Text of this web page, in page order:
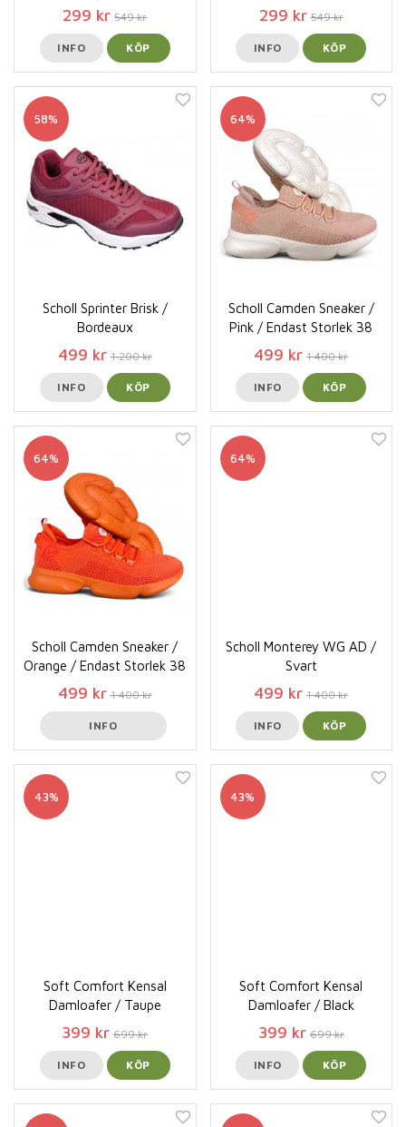
299 kr 549 kr
INFO KÖP
299 kr 549 kr
INFO KÖP
58%
Scholl Sprinter Brisk /
Bordeaux
499 kr 1 200 kr
INFO KÖP
64%
Scholl Camden Sneaker /
Pink / Endast Storlek 38
499 kr 1 400 kr
INFO KÖP
64%
Scholl Camden Sneaker /
Orange / Endast Storlek 38
499 kr 1 400 kr
INFO
64%
Scholl Monterey WG AD /
Svart
499 kr 1 400 kr
INFO KÖP
43%
Soft Comfort Kensal
Damloafer / Taupe
399 kr 699 kr
INFO KÖP
43%
Soft Comfort Kensal
Damloafer / Black
399 kr 699 kr
INFO KÖP